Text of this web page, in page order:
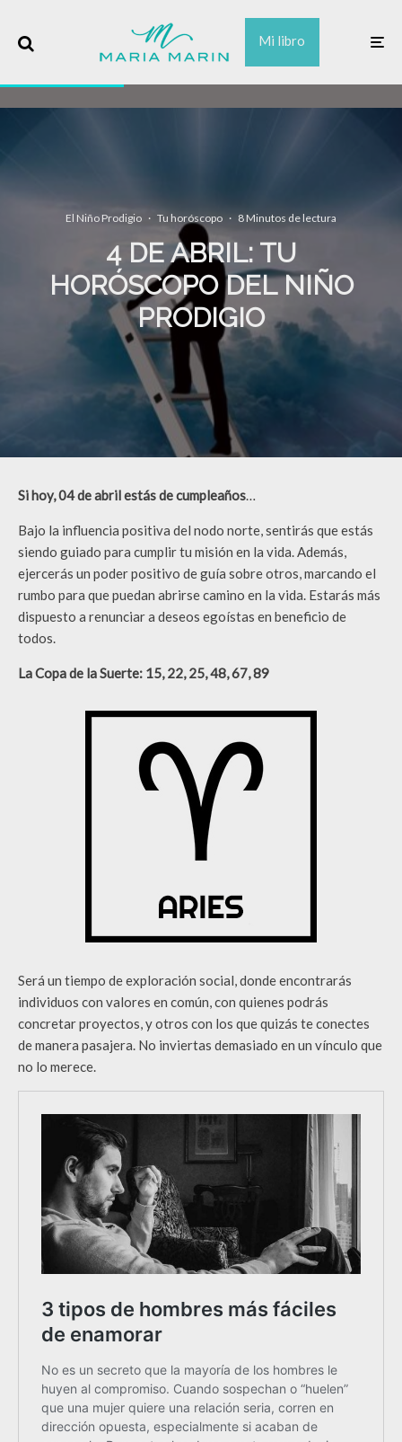
Mi libro
El Niño Prodigio · Tu horóscopo · 8 Minutos de lectura
4 DE ABRIL: TU
HORÓSCOPO DEL NIÑO
PRODIGIO
Si hoy, 04 de abril estás de cumpleaños…
Bajo la influencia positiva del nodo norte, sentirás que estás
siendo guiado para cumplir tu misión en la vida. Además,
ejercerás un poder positivo de guía sobre otros, marcando el
rumbo para que puedan abrirse camino en la vida. Estarás más
dispuesto a renunciar a deseos egoístas en beneficio de
todos.
La Copa de la Suerte: 15, 22, 25, 48, 67, 89
Será un tiempo de exploración social, donde encontrarás
individuos con valores en común, con quienes podrás
concretar proyectos, y otros con los que quizás te conectes
de manera pasajera. No inviertas demasiado en un vínculo que
no lo merece.